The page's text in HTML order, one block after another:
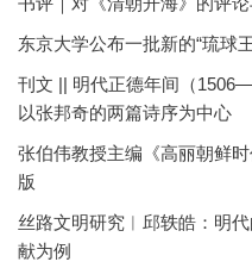
东京大学公布一批新的“琉球
刊文 || 明代正德年间（
以张邦奇的两篇诗序为中心
张伯伟教授主编《高丽朝鲜
版
丝路文明研究︱邱轶皓：明
献为例